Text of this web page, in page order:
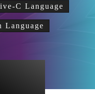
C Language
Language